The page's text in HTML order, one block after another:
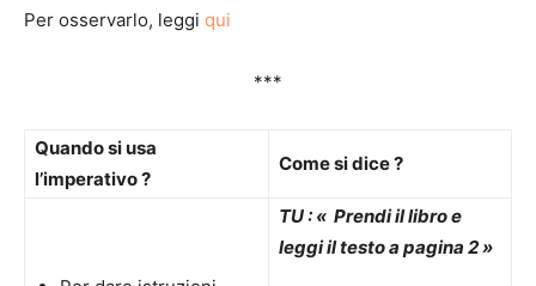
Per osservarlo, leggi qui
***
Quando si usa
l’imperativo ?
Come si dice ?
TU : « Prendi il libro e
leggi il testo a pagina 2 »